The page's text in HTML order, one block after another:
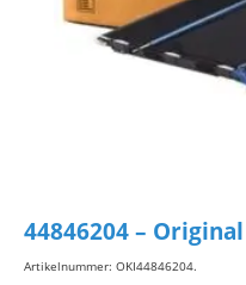
44846204 –
Artikelnummer: OKI44846204.